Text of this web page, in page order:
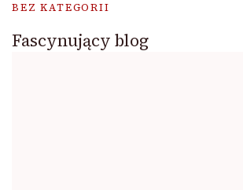
BEZ KATEGORII
Fascynujący blog